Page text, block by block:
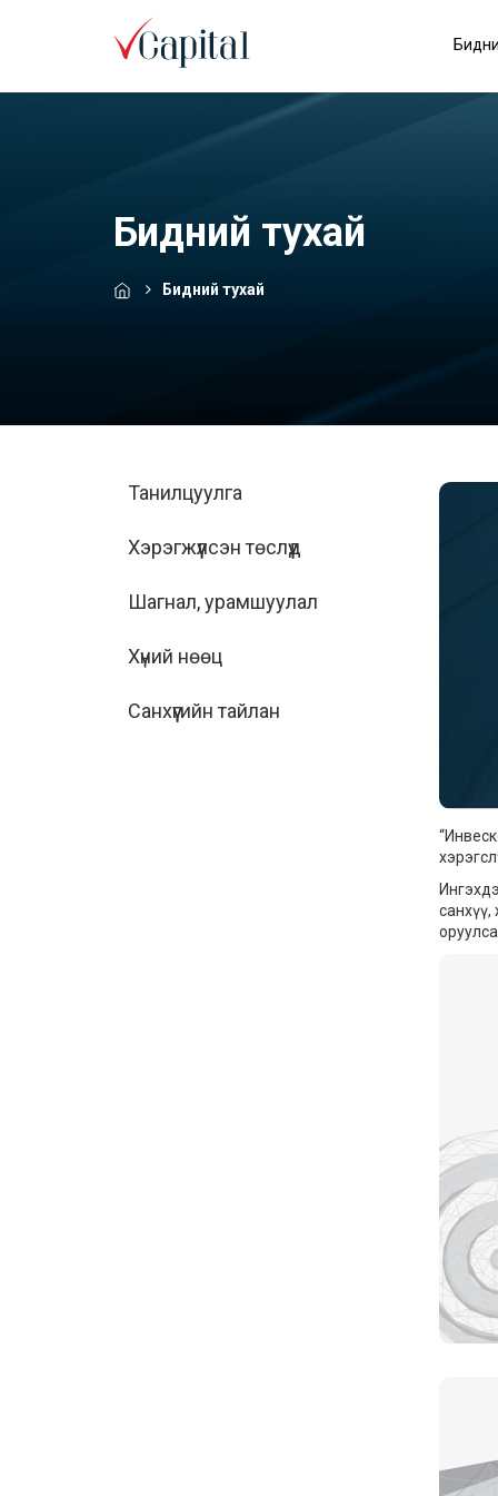
Бидний тухай
Бидний тухай
Танилцуулга
Хэрэгжүүлсэн төслүүд
Шагнал, урамшуулал
Хүний нөөц
Санхүүгийн тайлан